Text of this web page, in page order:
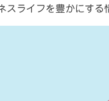
スライフを豊かにする